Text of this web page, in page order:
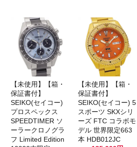
【未使用】【箱・
保証書付】
SEIKO(セイコー)
プロスペックス
SPEEDTIMER ソ
ーラークロノグラ
フ Limited Edition
【未使用】【箱・
保証書付】
SEIKO(セイコー) 5
スポーツ SKXシリ
ーズ FTC コラボモ
デル 世界限定663
本 HDB012JC